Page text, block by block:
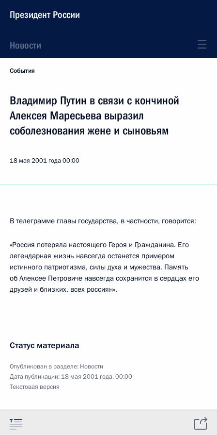
Президент России
Новости
События
Владимир Путин в связи с кончиной
Алексея Маресьева выразил
соболезнования жене и сыновьям
18 мая 2001 года00:00
В телеграмме главы государства, в частности, говорится:
«Россия потеряла настоящего Героя и Гражданина. Его
легендарная жизнь навсегда останется примером
истинного патриотизма, силы духа и мужества. Память
об Алексее Петровиче навсегда сохранится в сердцах его
друзей и близких, всех россиян».
Статус материала
Опубликован в разделе: Новости
Дата публикации: 18 мая 2001 года, 00:00
Текстовая версия